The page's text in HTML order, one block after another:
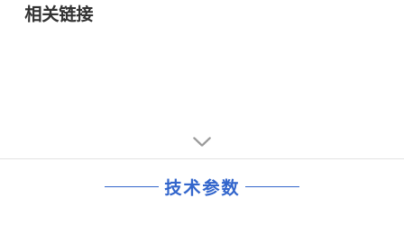
相关链接
技术参数